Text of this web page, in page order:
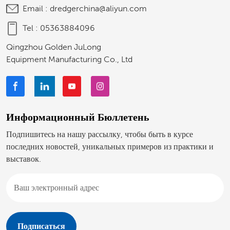
Email : dredgerchina@aliyun.com
Tel : 05363884096
Qingzhou Golden JuLong
Equipment Manufacturing Co., Ltd
Информационный Бюллетень
Подпишитесь на нашу рассылку, чтобы быть в курсе
последних новостей, уникальных примеров из практики и
выставок.